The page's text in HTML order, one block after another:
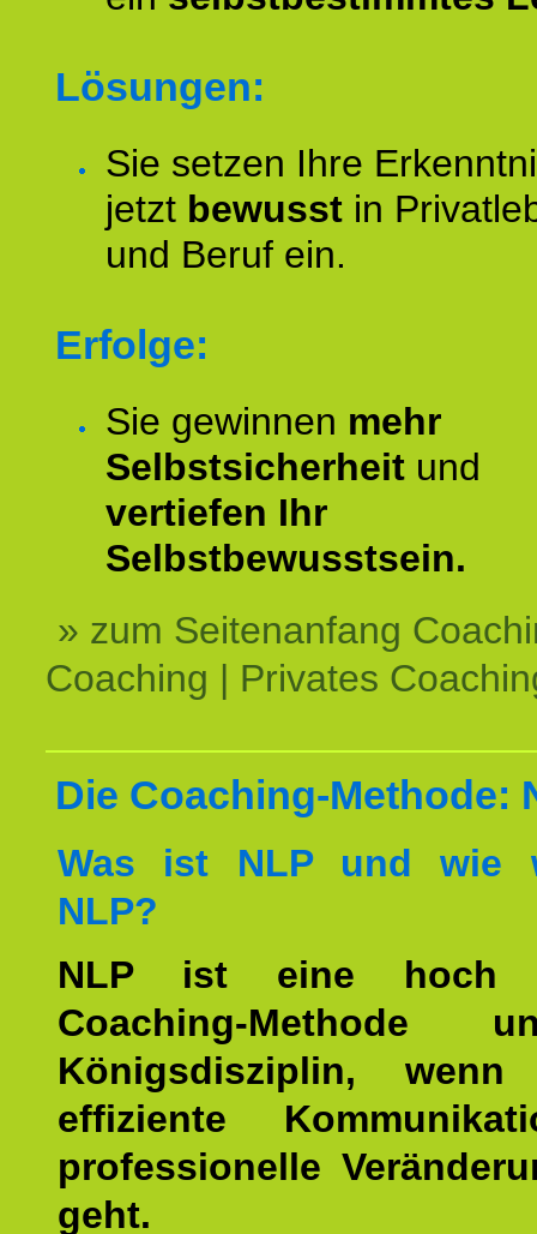
Lösungen:
Sie setzen Ihre
jetzt bewusst in
und Beruf ein.
Erfolge:
Sie gewinnen mehr
Selbstsicherheit und
vertiefen Ihr
Selbstbewusstsein.
» zum Seitenanfang
Coaching | Privates
Die Coaching-Methode:
Was ist NLP und wie
NLP?
NLP ist eine hoch
Coaching-Methode
Königsdisziplin,
effiziente
professionelle
geht.